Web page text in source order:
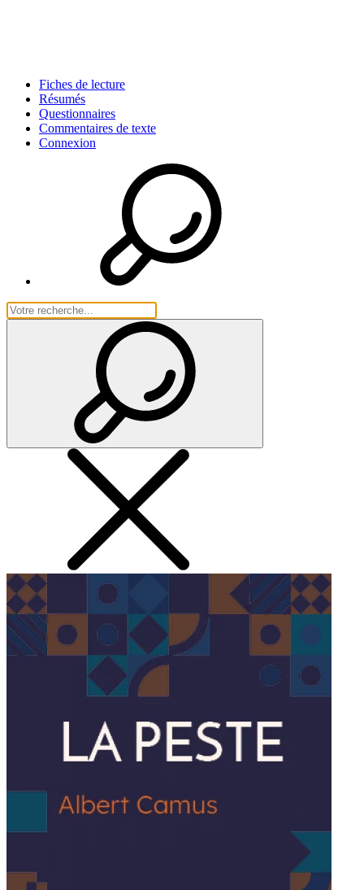
Fiches de lecture
Résumés
Questionnaires
Commentaires de texte
Connexion